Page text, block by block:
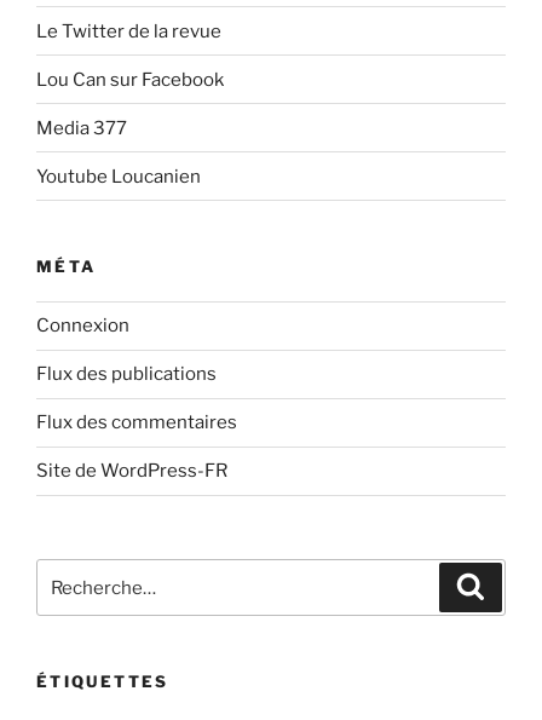
Le Twitter de la revue
Lou Can sur Facebook
Media 377
Youtube Loucanien
MÉTA
Connexion
Flux des publications
Flux des commentaires
Site de WordPress-FR
pour
ÉTIQUETTES